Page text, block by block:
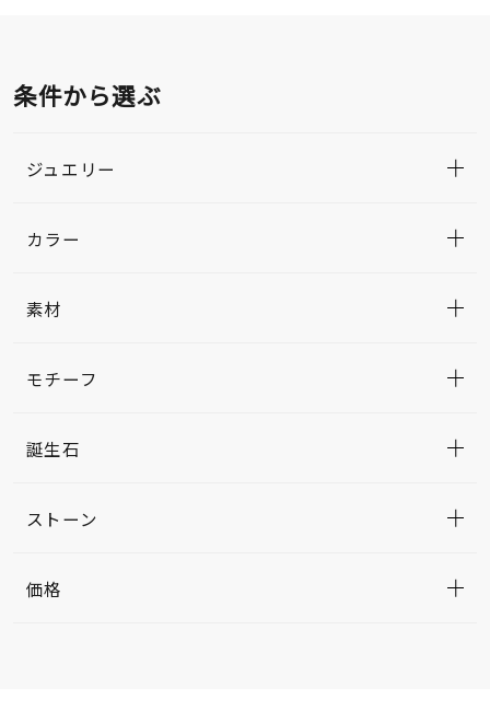
条件から選ぶ
ジュエリー
カラー
素材
モチーフ
誕生石
ストーン
価格